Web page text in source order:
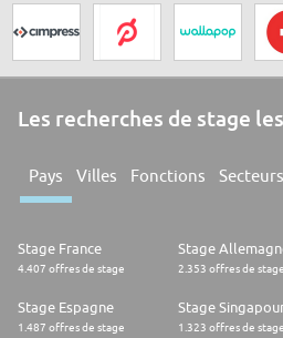
Les recherches de stage
Pays Villes Fonctions Secteurs
Stage France
4.407 offres de stage
Stage
2.353 offres de stage
Stage Espagne
1.487 offres de stage
Stage
1.323 offres de stage